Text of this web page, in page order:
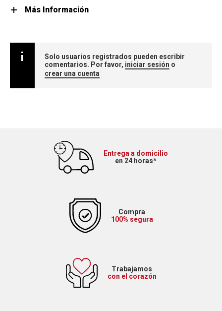
Más Información
Solo usuarios registrados pueden escribir
comentarios. Por favor, iniciar sesión o
crear una cuenta
Entrega a domicilio
en 24 horas*
Compra
100% segura
Trabajamos
con el corazón